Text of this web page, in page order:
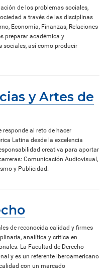
de los problemas sociales,
a través de las disciplinas
Economía, Finanzas, Relaciones
preparar académica y
sociales, así como producir
y Artes de
al reto de hacer
Latina desde la excelencia
creativa para aportar
Comunicación Audiovisual,
y Publicidad.
de reconocida calidad y firmes
analítica y crítica en
La Facultad de Derecho
y es un referente iberoamericano
con un marcado